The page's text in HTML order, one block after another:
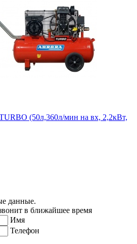
(50л,360л/мин на вх, 2,2кВт,
данные.
в ближайшее время
Имя
Телефон